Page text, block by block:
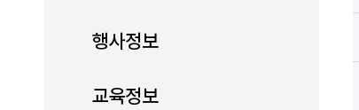
행사정보
교육정보